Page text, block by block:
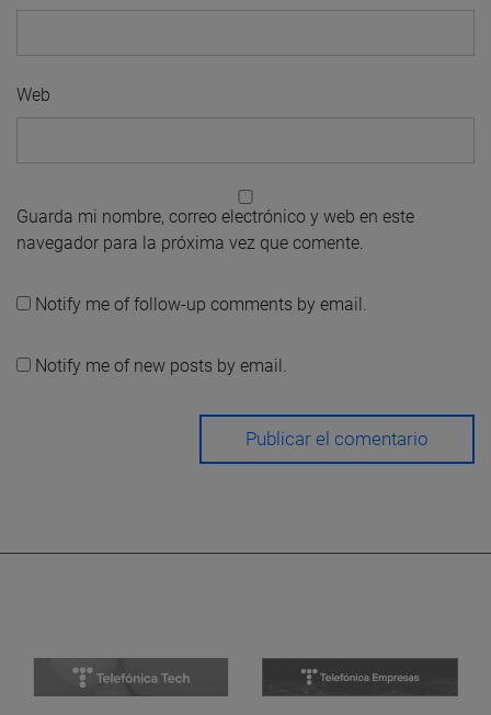
Web
Guarda mi nombre, correo electrónico y web en este
navegador para la próxima vez que comente.
Notify me of follow-up comments by email.
Notify me of new posts by email.